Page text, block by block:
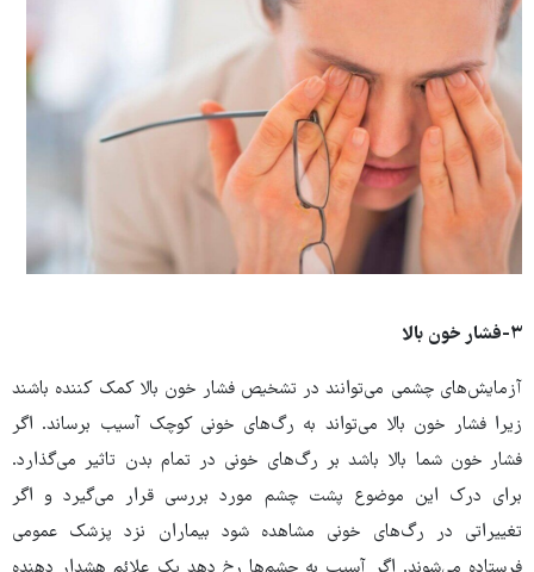
۳-فشار خون بالا
آزمایش‌های چشمی می‌توانند در تشخیص فشار خون بالا کمک کننده باشند
زیرا فشار خون بالا می‌تواند به رگ‌های خونی کوچک آسیب برساند. اگر
فشار خون شما بالا باشد بر رگ‌های خونی در تمام بدن تاثیر می‌گذارد.
برای درک این موضوع پشت چشم مورد بررسی قرار می‌گیرد و اگر
تغییراتی در رگ‌های خونی مشاهده شود بیماران نزد پزشک عمومی